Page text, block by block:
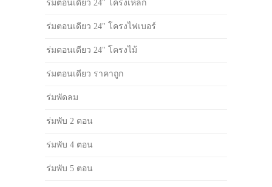
ร่มตอนเดียว 24" โครงเหล็ก
ร่มตอนเดียว 24" โครงไฟเบอร์
ร่มตอนเดียว 24" โครงไม้
ร่มตอนเดียว ราคาถูก
ร่มพัดลม
ร่มพับ 2 ตอน
ร่มพับ 4 ตอน
ร่มพับ 5 ตอน